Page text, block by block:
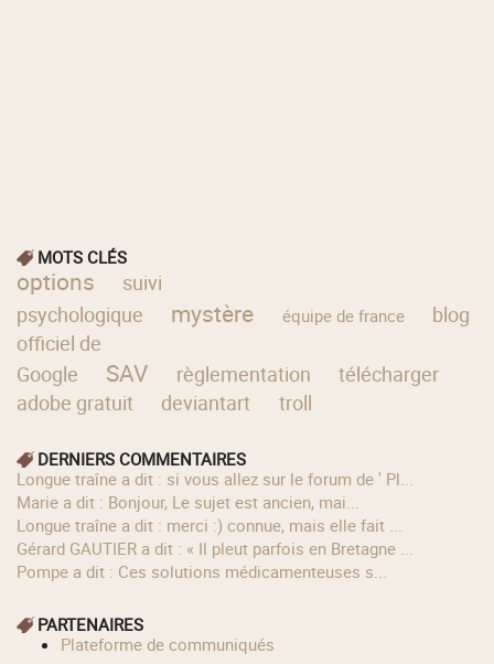
MOTS CLÉS
options
suivi
psychologique
mystère équipe de france
blog
officiel de
Google
SAV règlementation
télécharger
adobe gratuit
deviantart troll
DERNIERS COMMENTAIRES
longue traîne a dit : si vous allez sur le forum de ' Pl...
Marie a dit : Bonjour, Le sujet est ancien, mai...
longue traîne a dit : merci :) connue, mais elle fait ...
Gérard GAUTIER a dit : « Il pleut parfois en Bretagne ...
Pompe a dit : Ces solutions médicamenteuses s...
PARTENAIRES
Plateforme de communiqués